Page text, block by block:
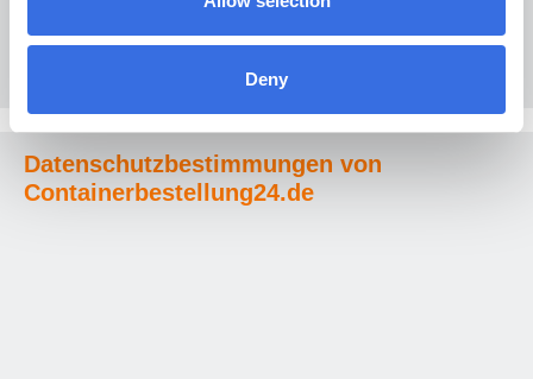
Deny
Datenschutzbestimmungen von
Containerbestellung24.de